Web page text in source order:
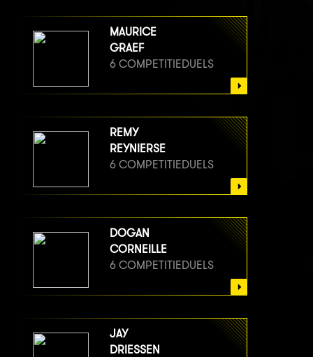
MAURICE
GRAEF
6 COMPETITIEDUELS
REMY
REYNIERSE
6 COMPETITIEDUELS
DOGAN
CORNEILLE
6 COMPETITIEDUELS
JAY
DRIESSEN